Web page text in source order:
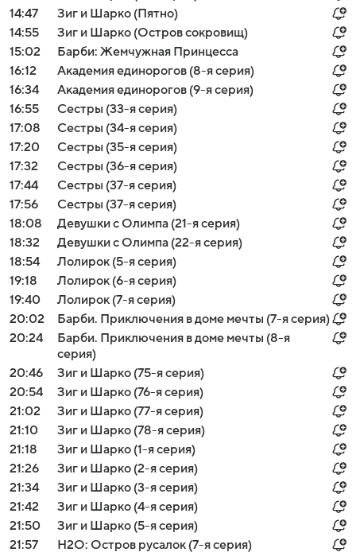
14:47
Зиг и Шарко (Пятно)
14:55
Зиг и Шарко (Остров сокровищ)
15:02
Барби: Жемчужная Принцесса
16:12
Академия единорогов (8-я серия)
16:34
Академия единорогов (9-я серия)
16:55
Сестры (33-я серия)
17:08
Сестры (34-я серия)
17:20
Сестры (35-я серия)
17:32
Сестры (36-я серия)
17:44
Сестры (37-я серия)
17:56
Сестры (37-я серия)
18:08
Девушки с Олимпа (21-я серия)
18:32
Девушки с Олимпа (22-я серия)
18:54
Лолирок (5-я серия)
19:18
Лолирок (6-я серия)
19:40
Лолирок (7-я серия)
20:02
Барби. Приключения в доме мечты (7-я серия)
20:24
Барби. Приключения в доме мечты (8-я
серия)
20:46
Зиг и Шарко (75-я серия)
20:54
Зиг и Шарко (76-я серия)
21:02
Зиг и Шарко (77-я серия)
21:10
Зиг и Шарко (78-я серия)
21:18
Зиг и Шарко (1-я серия)
21:26
Зиг и Шарко (2-я серия)
21:34
Зиг и Шарко (3-я серия)
21:42
Зиг и Шарко (4-я серия)
21:50
Зиг и Шарко (5-я серия)
21:57
H2O: Остров русалок (7-я серия)